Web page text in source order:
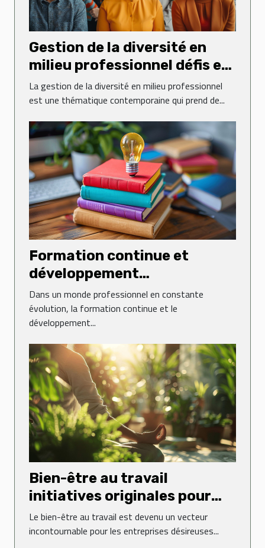
Gestion de la diversité en
milieu professionnel défis et
solutions pratiques
La gestion de la diversité en milieu professionnel
est une thématique contemporaine qui prend de...
Formation continue et
développement
professionnel comment
créer un programme
d'apprentissage attractif
Dans un monde professionnel en constante
évolution, la formation continue et le
développement...
Bien-être au travail
initiatives originales pour
augmenter la productivité
Le bien-être au travail est devenu un vecteur
incontournable pour les entreprises désireuses...